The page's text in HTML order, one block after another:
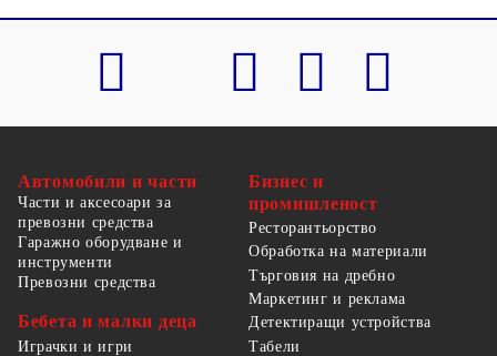
Автомобили и части
Части и аксесоари за
превозни средства
Гаражно оборудване и
инструменти
Превозни средства
Бебета и малки деца
Играчки и игри
Бизнес и
промишленост
Ресторантьорство
Обработка на материали
Търговия на дребно
Маркетинг и реклама
Детектиращи устройства
Табели